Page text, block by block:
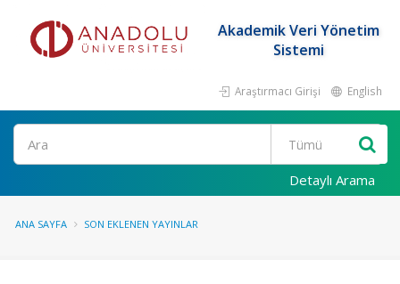
Akademik Veri Yönetim
Sistemi
Araştırmacı Girişi English
Ara
Detaylı Arama
ANA SAYFA SON EKLENEN YAYINLAR